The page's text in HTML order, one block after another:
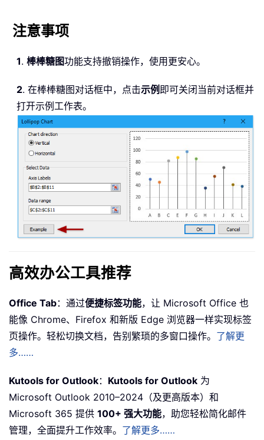
注意事项
1. 棒棒糖图功能支持撤销操作，使用更安心。
2. 在棒棒糖图对话框中，点击示例 即可关闭当前对话框并
打开示例工作表。
高效办公工具推荐
Office Tab：通过便捷标签功能，让 Microsoft Office 也
能像 Chrome、Firefox 和新版 Edge 浏览器一样实现标签
页操作。轻松切换文档，告别繁琐的多窗口操作。 了解更
多……
Kutools for Outlook： Kutools for Outlook 为
Microsoft Outlook 2010–2024（及更高版本）和
Microsoft 365 提供 100+ 强大功能，助您轻松简化邮件
管理，全面提升工作效率。 了解更多……